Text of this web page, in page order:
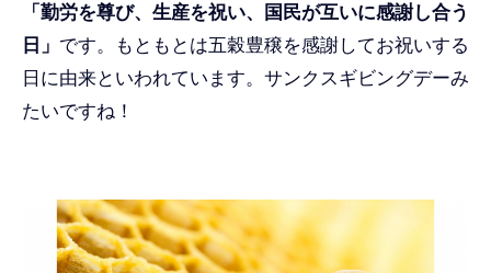
「勤労を尊び、生産を祝い、国民が互いに感謝し合う
日」 です。もともとは五穀豊穣を感謝してお祝いする
日に由来といわれています。サンクスギビングデーみ
たいですね！